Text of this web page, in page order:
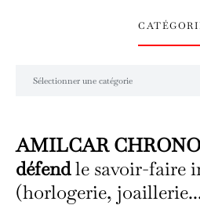
AMILCAR
défendle savoir-faire
(horlogerie,